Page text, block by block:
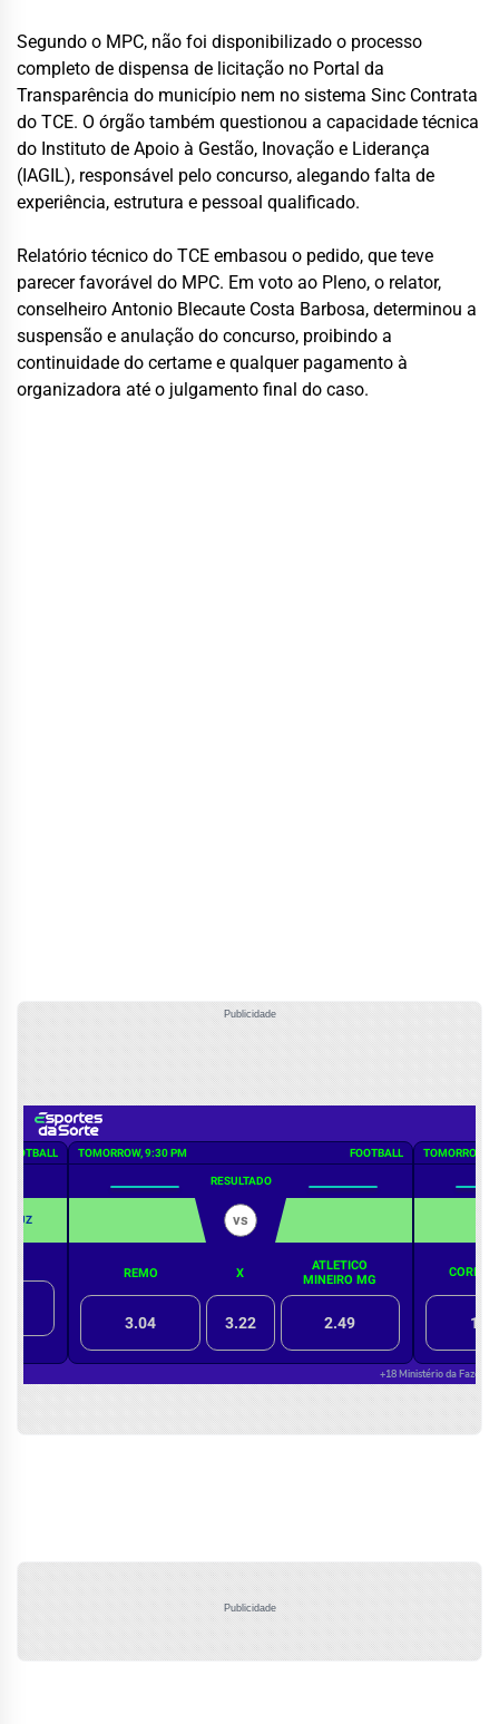
Segundo o MPC, não foi disponibilizado o processo
completo de dispensa de licitação no Portal da
Transparência do município nem no sistema Sinc Contrata
do TCE. O órgão também questionou a capacidade técnica
do Instituto de Apoio à Gestão, Inovação e Liderança
(IAGIL), responsável pelo concurso, alegando falta de
experiência, estrutura e pessoal qualificado.
Relatório técnico do TCE embasou o pedido, que teve
parecer favorável do MPC. Em voto ao Pleno, o relator,
conselheiro Antonio Blecaute Costa Barbosa, determinou a
suspensão e anulação do concurso, proibindo a
continuidade do certame e qualquer pagamento à
organizadora até o julgamento final do caso.
Publicidade
Publicidade